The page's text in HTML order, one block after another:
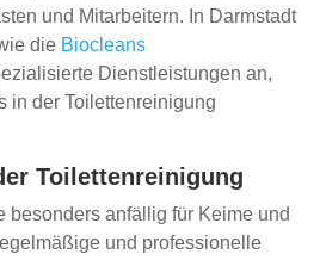
und Mitarbeitern. In Darmstadt
die Biocleans
Dienstleistungen an,
in der Toilettenreinigung
Toilettenreinigung
besonders anfällig für Keime und
und professionelle